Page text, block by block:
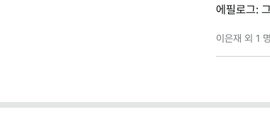
에필로그:
이은재 외 1 명